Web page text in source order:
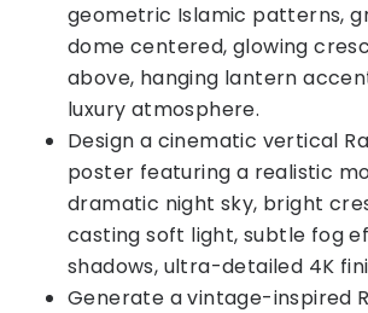
geometric Islamic patterns,
dome centered, glowing
above, hanging lantern
luxury atmosphere.
Design a cinematic vertical
poster featuring a realistic
dramatic night sky, bright
casting soft light, subtle fog
shadows, ultra-detailed 4K
Generate a vintage-inspired